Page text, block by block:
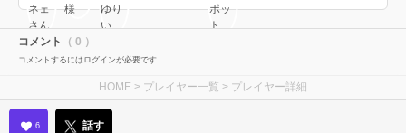
コメント （ 0 ）
コメントするにはログインが必要です
HOME > プレイヤー一覧 > プレイヤー詳細
6 話す